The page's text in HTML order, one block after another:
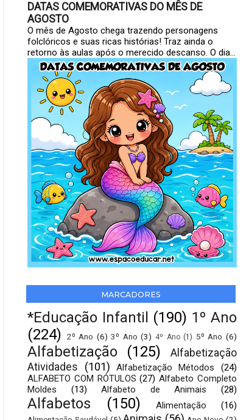
DATAS COMEMORATIVAS DO MÊS DE
AGOSTO
O mês de Agosto chega trazendo personagens
folclóricos e suas ricas histórias! Traz ainda o
retorno às aulas após o merecido descanso. O dia...
MARCADORES
*Educação Infantil (190) 1º Ano
(224)
2º Ano (6) 3º Ano (3) 4º Ano (1) 5º Ano (6)
Alfabetização (125)
Alfabetização
Atividades
(101) Alfabetização Métodos
(24)
ALFABETO COM RÓTULOS (27) Alfabeto Completo
Moldes
(13) Alfabeto de Animais (28)
Alfabetos (150) Alimentação (16)